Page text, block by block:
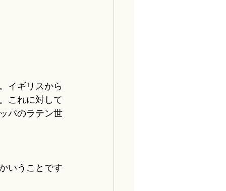
イギリスから
これに対して
パのラテン世
いうことです